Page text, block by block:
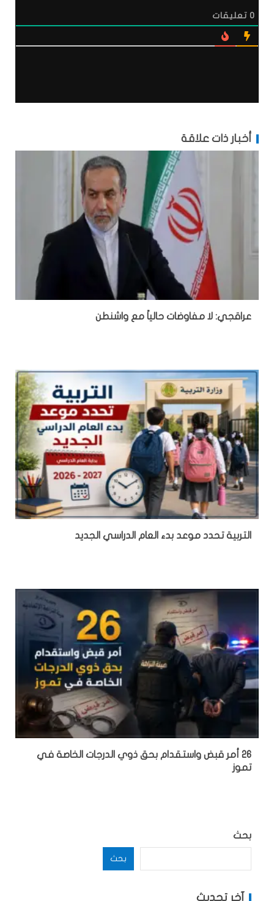
0 تعليقات
أخبار ذات علاقة
عراقجي: لا مفاوضات حالياً مع واشنطن
التربية تحدد موعد بدء العام الدراسي الجديد
26 أمر قبض واستقدام بحق ذوي الدرجات الخاصة في
تموز
بحث
بحث
آخر تحديث